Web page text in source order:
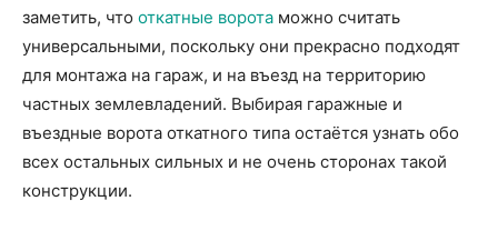
заметить, что откатные ворота можно считать
универсальными, поскольку они прекрасно подходят
для монтажа на гараж, и на въезд на территорию
частных землевладений. Выбирая гаражные и
въездные ворота откатного типа остаётся узнать обо
всех остальных сильных и не очень сторонах такой
конструкции.